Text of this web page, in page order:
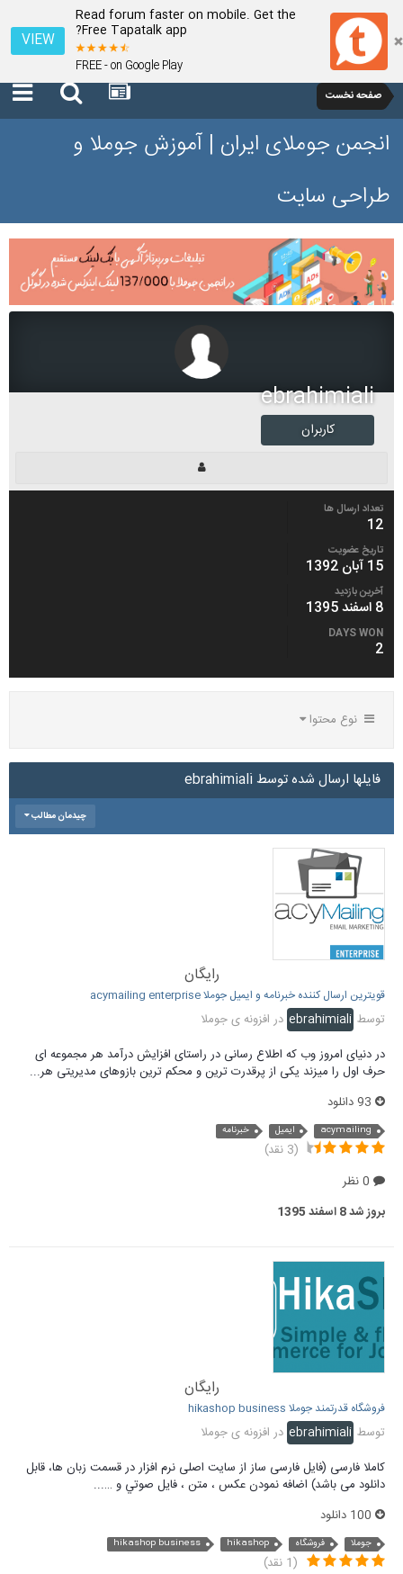
Read forum faster on mobile. Get the
Free Tapatalk app?
FREE - on Google Play
VIEW
صفحه نخست
انجمن جوملای ایران | آموزش جوملا و
طراحی سایت
ebrahimiali
کاربران
تعداد ارسال ها
12
تاریخ عضویت
15 آبان 1392
آخرین بازدید
8 اسفند 1395
DAYS WON
2
نوع محتوا
فایلها ارسال شده توسط ebrahimiali
چیدمان مطالب
رایگان
قویترین ارسال کننده خبرنامه و ایمیل جوملا acymailing enterprise
توسط ebrahimiali در افزونه ی جوملا
در دنیای امروز وب که اطلاع رسانی در راستای افزایش درآمد هر مجموعه ای
حرف اول را میزند یکی از پرقدرت ترین و محکم ترین بازوهای مدیریتی هر...
acymailing ایمیل خبرنامه
(3 نقد)
بروز شد8 اسفند 1395
رایگان
فروشگاه قدرتمند جوملا hikashop business
توسط ebrahimiali در افزونه ی جوملا
کاملا فارسی (فایل فارسی ساز از سایت اصلی نرم افزار در قسمت زبان ها، قابل
دانلود می باشد) اضافه نمودن عكس ، متن ، فايل صوتي و …...
جوملا فروشگاه hikashop
hikashop business
(1 نقد)